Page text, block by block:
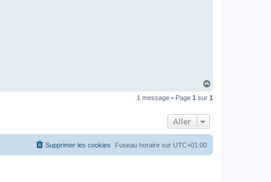
u
1 message • Page 1 sur 1
Aller
Fuseau horaire sur UTC+01:00
Supprimer les cookies